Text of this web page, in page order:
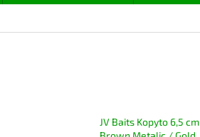
JV Baits Kopyto 6,5 cm